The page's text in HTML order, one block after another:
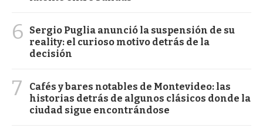
6
Sergio Puglia anunció la suspensión de su
reality: el curioso motivo detrás de la
decisión
7
Cafés y bares notables de Montevideo: las
historias detrás de algunos clásicos donde la
ciudad sigue encontrándose